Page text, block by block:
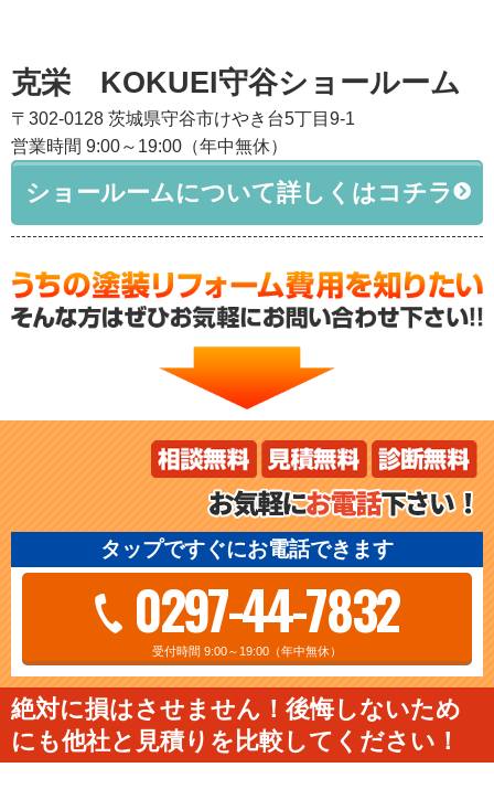
克栄 KOKUEI守谷ショールーム
〒302-0128 茨城県守谷市けやき台5丁目9-1
営業時間 9:00～19:00（年中無休）
ショールームについて詳しくはコチラ
タップですぐにお電話できます
0297-44-7832
受付時間 9:00～19:00（年中無休）
絶対に損はさせません！後悔しないため
にも他社と見積りを比較してください！